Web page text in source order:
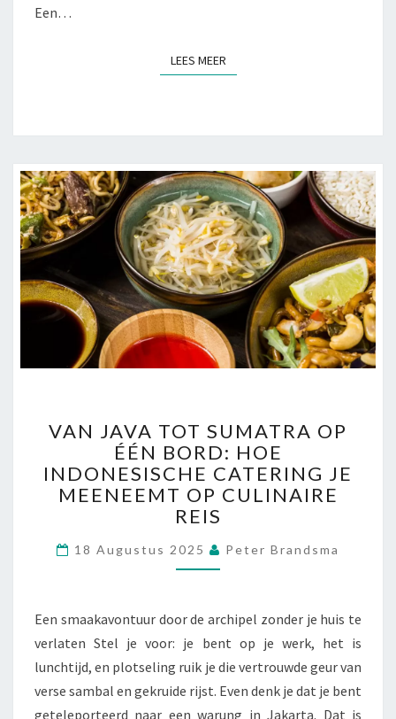
X
T
E
N
O
P
Z
I
C
H
T
E
V
A
I
G
E
N
V
R
V
R
Een…
LEES MEER
A
N
J
A
V
A
T
O
U
M
A
T
R
VAN JAVA TOT SUMATRA OP
ÉÉN BORD: HOE
INDONESISCHE CATERING JE
MEENEEMT OP CULINAIRE
REIS
18 Augustus 2025 Peter Brandsma
Een smaakavontuur door de archipel zonder je huis te
verlaten Stel je voor: je bent op je werk, het is
lunchtijd, en plotseling ruik je die vertrouwde geur van
verse sambal en gekruide rijst. Even denk je dat je bent
geteleporteerd naar een warung in Jakarta. Dat is